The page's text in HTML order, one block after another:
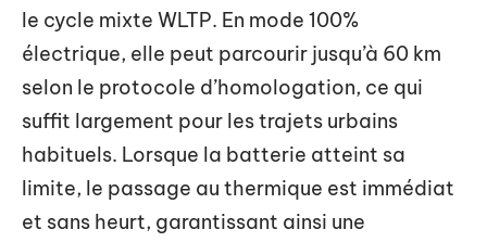
le cycle mixte WLTP. En mode 100%
électrique, elle peut parcourir jusqu’à 60 km
selon le protocole d’homologation, ce qui
suffit largement pour les trajets urbains
habituels. Lorsque la batterie atteint sa
limite, le passage au thermique est immédiat
et sans heurt, garantissant ainsi une